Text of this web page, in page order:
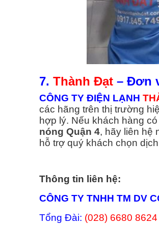
7. Thành Đạt – Đơn
CÔNG TY ĐIỆN LẠNH
các hãng trên thị trường
hợp lý. Nếu khách hàng
nóng Quận 4, hãy liên hệ
hỗ trợ quý khách chọn
Thông tin liên hệ:
CÔNG TY TNHH TM DV
Tổng Đài: (028) 6680 8624